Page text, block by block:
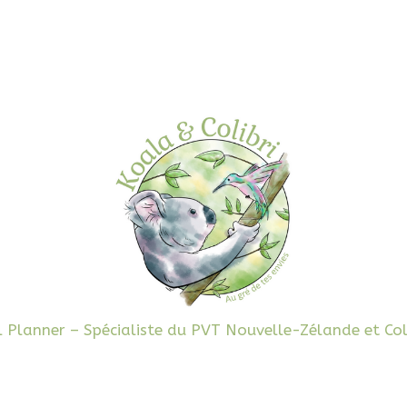
Planner – Spécialiste du PVT Nouvelle-Zélande et